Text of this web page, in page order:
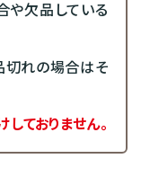
や欠品している
れの場合はそ
ておりません。